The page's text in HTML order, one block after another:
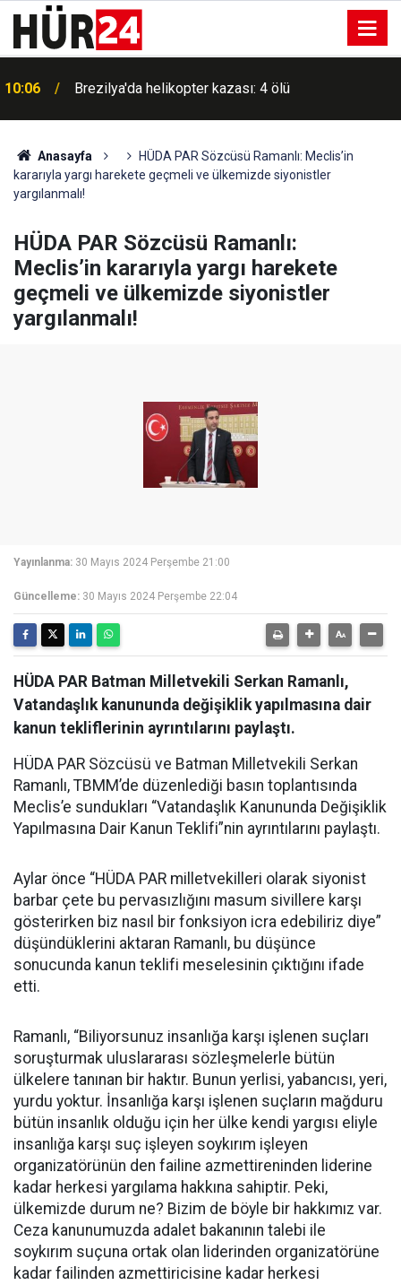
10:06 Brezilya'da helikopter kazası: 4 ölü
Anasayfa
HÜDA PAR Sözcüsü Ramanlı: Meclis’in
kararıyla yargı harekete geçmeli ve ülkemizde siyonistler
yargılanmalı!
HÜDA PAR Sözcüsü Ramanlı:
Meclis’in kararıyla yargı harekete
geçmeli ve ülkemizde siyonistler
yargılanmalı!
Yayınlanma: 30 Mayıs 2024 Perşembe 21:00
Güncelleme: 30 Mayıs 2024 Perşembe 22:04
HÜDA PAR Batman Milletvekili Serkan Ramanlı,
Vatandaşlık kanununda değişiklik yapılmasına dair
kanun tekliflerinin ayrıntılarını paylaştı.
HÜDA PAR Sözcüsü ve Batman Milletvekili Serkan
Ramanlı, TBMM’de düzenlediği basın toplantısında
Meclis’e sundukları “Vatandaşlık Kanununda Değişiklik
Yapılmasına Dair Kanun Teklifi”nin ayrıntılarını paylaştı.
Aylar önce “HÜDA PAR milletvekilleri olarak siyonist
barbar çete bu pervasızlığını masum sivillere karşı
gösterirken biz nasıl bir fonksiyon icra edebiliriz diye”
düşündüklerini aktaran Ramanlı, bu düşünce
sonucunda kanun teklifi meselesinin çıktığını ifade
etti.
Ramanlı, “Biliyorsunuz insanlığa karşı işlenen suçları
soruşturmak uluslararası sözleşmelerle bütün
ülkelere tanınan bir haktır. Bunun yerlisi, yabancısı, yeri,
yurdu yoktur. İnsanlığa karşı işlenen suçların mağduru
bütün insanlık olduğu için her ülke kendi yargısı eliyle
insanlığa karşı suç işleyen soykırım işleyen
organizatörünün den failine azmettireninden liderine
kadar herkesi yargılama hakkına sahiptir. Peki,
ülkemizde durum ne? Bizim de böyle bir hakkımız var.
Ceza kanunumuzda adalet bakanının talebi ile
soykırım suçuna ortak olan liderinden organizatörüne
kadar failinden azmettiricisine kadar herkesi